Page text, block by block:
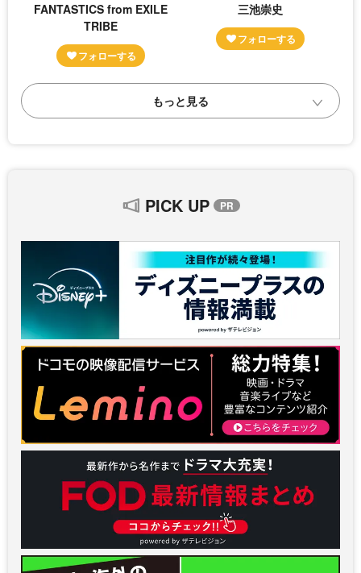
FANTASTICS from EXILE
TRIBE
三池崇史
PICK UP